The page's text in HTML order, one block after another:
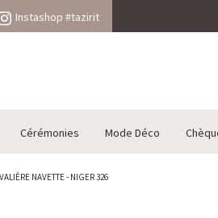
Instashop #tazirit
Cérémonies Mode Déco
NAVETTE - NIGER 326